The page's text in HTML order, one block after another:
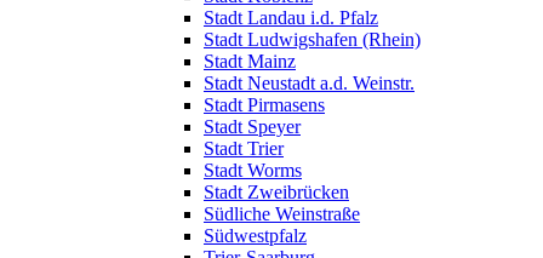
Stadt Landau i.d. Pfalz
Stadt Ludwigshafen (Rhein)
Stadt Mainz
Stadt Neustadt a.d. Weinstr.
Stadt Pirmasens
Stadt Speyer
Stadt Trier
Stadt Worms
Stadt Zweibrücken
Südliche Weinstraße
Südwestpfalz